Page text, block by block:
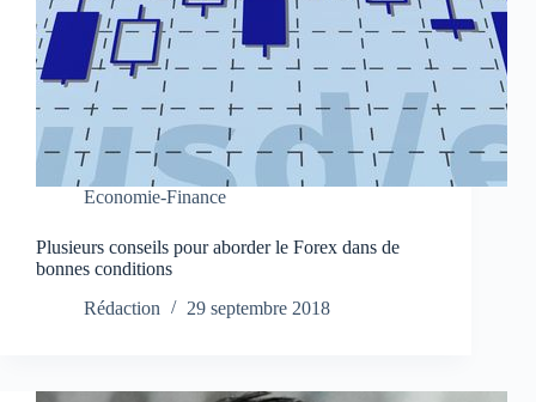
Economie-Finance
Plusieurs conseils pour aborder le Forex dans de
bonnes conditions
Rédaction
29 septembre 2018